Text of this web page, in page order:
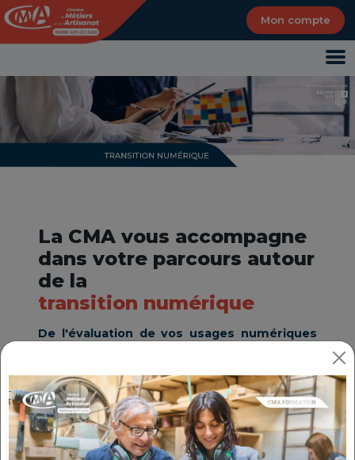
Mon compte
La CMA vous accompagne
dans votre parcours autour
de la
transition numérique
De l'évaluation de vos usages numériques
vos côtés.
Artisans, découvrez tout un programme pour
vous accompagner dans votre transition
Panneau de gestion des cookies